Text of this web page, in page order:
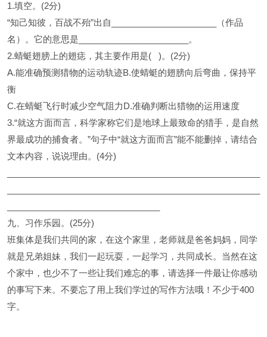
1.填空。(2分)
“知己知彼，百战不殆”出自______________________（作品
名）。它的意思是_______________________。
2.蜻蜓翅膀上的翅痣，其主要作用是( )。(2分)
A.能准确预测猎物的运动轨迹B.使蜻蜓的翅膀向后弯曲，保持平
衡
C.在蜻蜓飞行时减少空气阻力D.准确判断出猎物的运用速度
3.“就这方面而言，科学家称它们是地球上最致命的猎手，是自然
界最成功的捕食者。”句子中“就这方面而言”能不能删掉，请结合
文本内容，说说理由。(4分)
九、习作乐园。(25分)
班集体是我们共同的家，在这个家里，老师就是爸爸妈妈，同学
就是兄弟姐妹，我们一起玩耍，一起学习，共同成长。当然在这
个家中，也少不了一些让我们难忘的事，请选择一件最让你感动
的事写下来。不要忘了用上我们学过的写作方法哦！不少于400
字。